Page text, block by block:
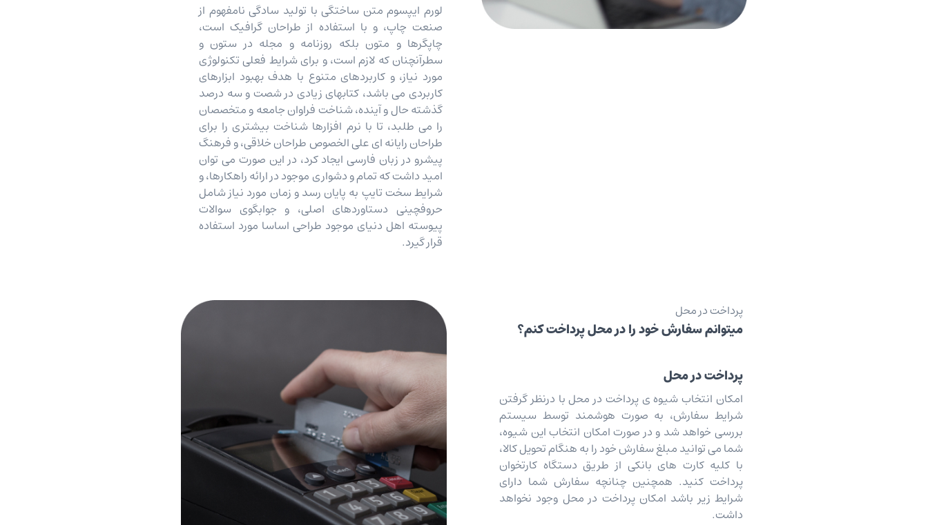
لورم ایپسوم متن ساختگی با تولید سادگی نامفهوم از
صنعت چاپ، و با استفاده از طراحان گرافیک است،
چاپگرها و متون بلکه روزنامه و مجله در ستون و
سطرآنچنان که لازم است، و برای شرایط فعلی تکنولوژی
مورد نیاز، و کاربردهای متنوع با هدف بهبود ابزارهای
کاربردی می باشد، کتابهای زیادی در شصت و سه درصد
گذشته حال و آینده، شناخت فراوان جامعه و متخصصان
را می طلبد، تا با نرم افزارها شناخت بیشتری را برای
طراحان رایانه ای علی الخصوص طراحان خلاقی، و فرهنگ
پیشرو در زبان فارسی ایجاد کرد، در این صورت می توان
امید داشت که تمام و دشواری موجود در ارائه راهکارها، و
شرایط سخت تایپ به پایان رسد و زمان مورد نیاز شامل
حروفچینی دستاوردهای اصلی، و جوابگوی سوالات
پیوسته اهل دنیای موجود طراحی اساسا مورد استفاده
قرار گیرد.
پرداخت در محل
میتوانم سفارش خود را در محل پرداخت کنم؟
پرداخت در محل
امکان انتخاب شیوه ی پرداخت در محل با درنظر گرفتن
شرایط سفارش، به صورت هوشمند توسط سیستم
بررسی خواهد شد و در صورت امکان انتخاب این شیوه،
شما می توانید مبلغ سفارش خود را به هنگام تحویل کالا،
با کلیه کارت های بانکی از طریق دستگاه کارتخوان
پرداخت کنید. همچنین چنانچه سفارش شما دارای
شرایط زیر باشد امکان پرداخت در محل وجود نخواهد
داشت.